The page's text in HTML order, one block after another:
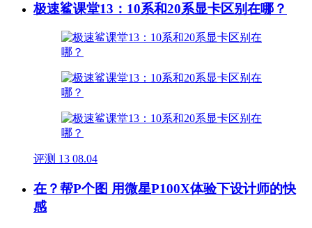
极速鲨课堂13：10系和20系显卡区别在哪？
评测 13 08.04
在？帮P个图 用微星P100X体验下设计师的快
感